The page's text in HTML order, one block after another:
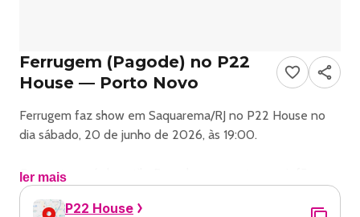
Ferrugem (Pagode) no P22
House — Porto Novo
Ferrugem faz show em Saquarema/RJ no P22 House no
dia sábado, 20 de junho de 2026, às 19:00.
O evento será do estilo Pagode e promete reunir fãs para
uma noite especial de música ao vivo.
ler mais
P22 House